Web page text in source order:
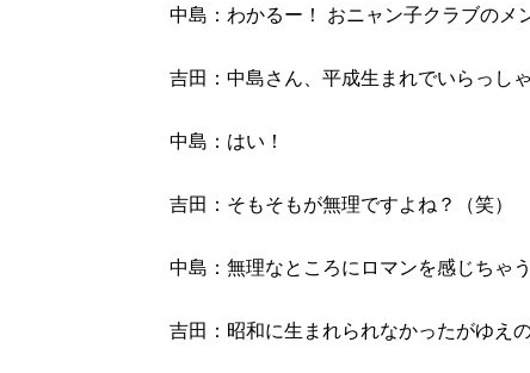
中島：わかるー！ おニャン子クラブのメ
吉田：中島さん、平成生まれでいらっし
中島：はい！
吉田：そもそもが無理ですよね？（笑）
中島：無理なところにロマンを感じちゃ
吉田：昭和に生まれられなかったがゆえ